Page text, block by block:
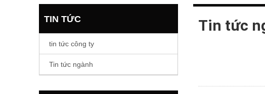
TIN TỨC
tin tức công ty
Tin tức ngành
Tin tức